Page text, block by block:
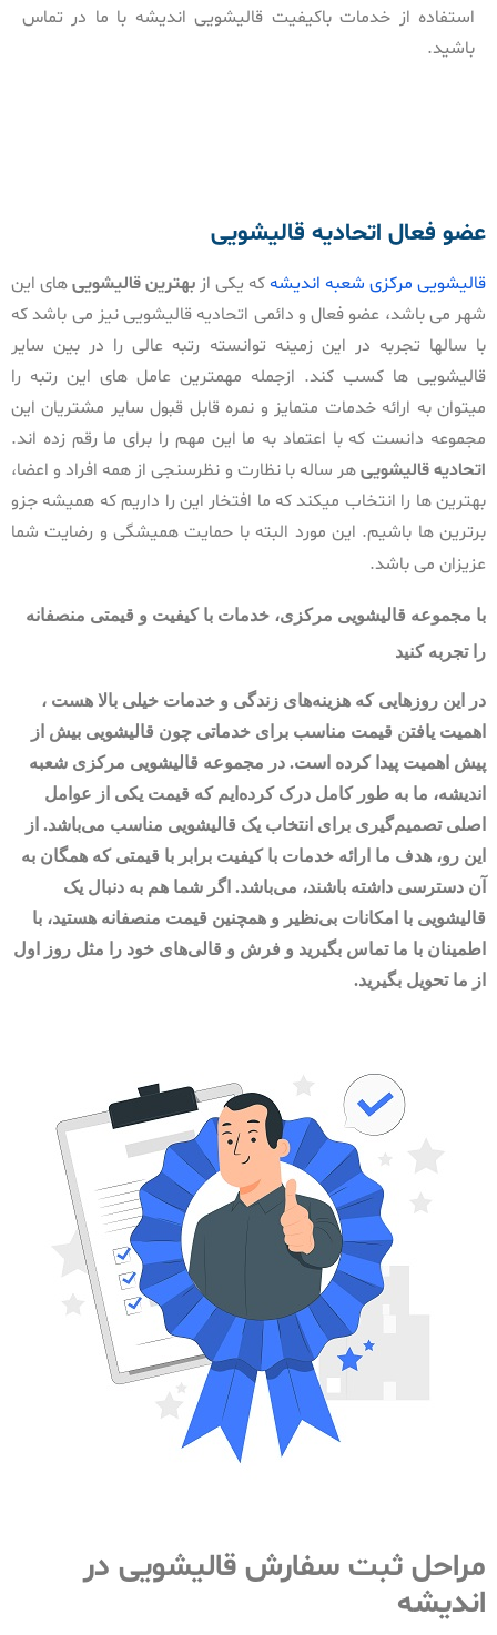
استفاده از خدمات باکیفیت قالیشویی اندیشه با ما در تماس
باشید.
عضو فعال اتحادیه قالیشویی
قالیشویی مرکزی شعبه اندیشهکه یکی از بهترین قالیشوییهای این
شهر می باشد، عضو فعال و دائمی اتحادیه قالیشویی نیز می باشد که
با سالها تجربه در این زمینه توانسته رتبه عالی را در بین سایر
قالیشویی ها کسب کند. ازجمله مهمترین عامل های این رتبه را
میتوان به ارائه خدمات متمایز و نمره قابل قبول سایر مشتریان این
مجموعه دانست که با اعتماد به ما این مهم را برای ما رقم زده اند.
اتحادیه قالیشوییهر ساله با نظارت و نظرسنجی از همه افراد و اعضا،
بهترین ها را انتخاب میکند که ما افتخار این را داریم که همیشه جزو
برترین ها باشیم. این مورد البته با حمایت همیشگی و رضایت شما
عزیزان می باشد.
با مجموعه قالیشویی مرکزی، خدمات با کیفیت و قیمتی منصفانه
را تجربه کنید
در این روزهایی که هزینه‌های زندگی و خدمات خیلی بالا هست ،
اهمیت یافتن قیمت مناسب برای خدماتی چون قالیشویی بیش از
پیش اهمیت پیدا کرده است. در مجموعه قالیشویی مرکزی شعبه
اندیشه، ما به طور کامل درک کرده‌ایم که قیمت یکی از عوامل
اصلی تصمیم‌گیری برای انتخاب یک قالیشویی مناسب می‌باشد. از
این رو، هدف ما ارائه خدمات با کیفیت برابر با قیمتی که همگان به
آن دسترسی داشته باشند، می‌باشد. اگر شما هم به دنبال یک
قالیشویی با امکانات بی‌نظیر و همچنین قیمت منصفانه هستید، با
اطمینان با ما تماس بگیرید و فرش و قالی‌های خود را مثل روز اول
از ما تحویل بگیرید.
مراحل ثبت سفارش قالیشویی در
اندیشه